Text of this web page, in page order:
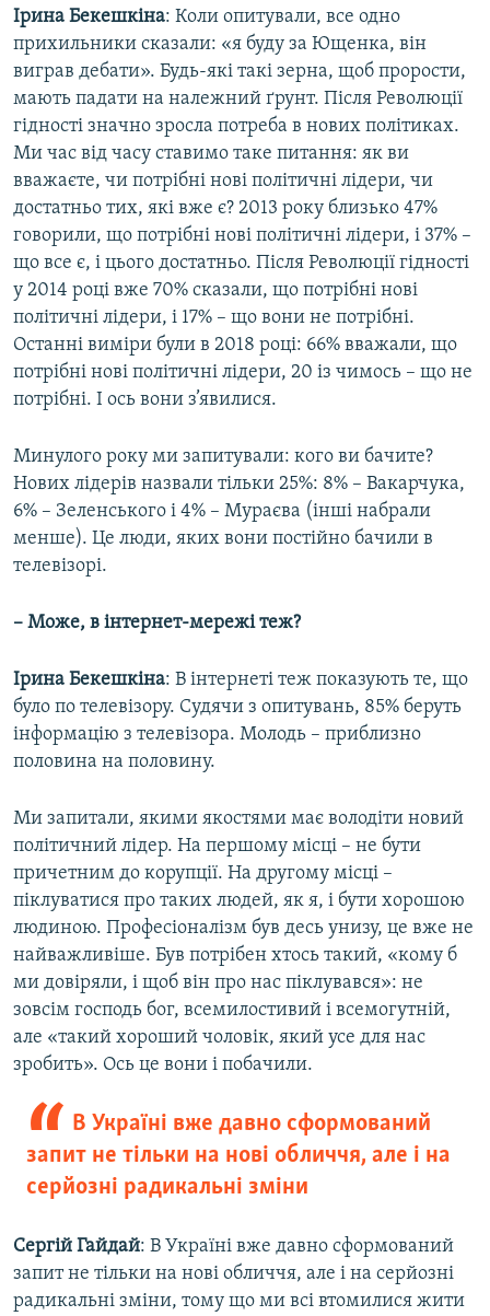
Ірина Бекешкіна: Коли опитували, все одно
прихильники сказали: «я буду за Ющенка, він
виграв дебати». Будь-які такі зерна, щоб прорости,
мають падати на належний ґрунт. Після Революції
гідності значно зросла потреба в нових політиках.
Ми час від часу ставимо таке питання: як ви
вважаєте, чи потрібні нові політичні лідери, чи
достатньо тих, які вже є? 2013 року близько 47%
говорили, що потрібні нові політичні лідери, і 37% –
що все є, і цього достатньо. Після Революції гідності
у 2014 році вже 70% сказали, що потрібні нові
політичні лідери, і 17% – що вони не потрібні.
Останні виміри були в 2018 році: 66% вважали, що
потрібні нові політичні лідери, 20 із чимось – що не
потрібні. І ось вони з’явилися.
Минулого року ми запитували: кого ви бачите?
Нових лідерів назвали тільки 25%: 8% – Вакарчука,
6% – Зеленського і 4% – Мураєва (інші набрали
менше). Це люди, яких вони постійно бачили в
телевізорі.
– Може, в інтернет-мережі теж?
Ірина Бекешкіна: В інтернеті теж показують те, що
було по телевізору. Судячи з опитувань, 85% беруть
інформацію з телевізора. Молодь – приблизно
половина на половину.
Ми запитали, якими якостями має володіти новий
політичний лідер. На першому місці – не бути
причетним до корупції. На другому місці –
піклуватися про таких людей, як я, і бути хорошою
людиною. Професіоналізм був десь унизу, це вже не
найважливіше. Був потрібен хтось такий, «кому б
ми довіряли, і щоб він про нас піклувався»: не
зовсім господь бог, всемилостивий і всемогутній,
але «такий хороший чоловік, який усе для нас
зробить». Ось це вони і побачили.
В Україні вже давно сформований
запит не тільки на нові обличчя, але і на
серйозні радикальні зміни
Сергій Гайдай: В Україні вже давно сформований
запит не тільки на нові обличчя, але і на серйозні
радикальні зміни, тому що ми всі втомилися жити